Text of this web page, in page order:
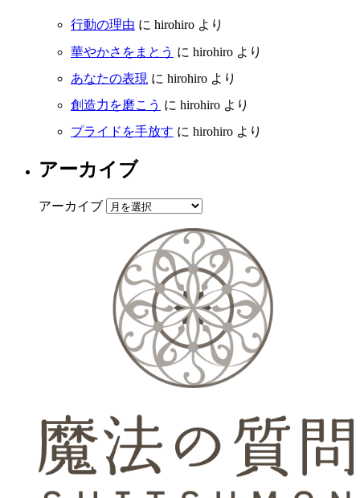
行動の理由 に hirohiro より
華やかさをまとう に hirohiro より
あなたの表現 に hirohiro より
創造力を磨こう に hirohiro より
プライドを手放す に hirohiro より
アーカイブ
アーカイブ